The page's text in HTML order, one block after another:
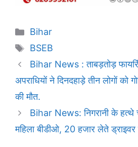
Categories
Bihar
Tags
BSEB
Bihar News : ताबड़तोड़
अपराधियों ने दिनदहाड़े तीन लोगों को
की मौत.
Bihar News: निगरानी के हत्थे
महिला बीडीओ, 20 हजार लेते ड्राइवर